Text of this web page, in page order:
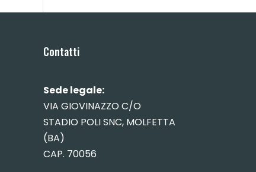
Contatti
Sede legale:
VIA GIOVINAZZO C/O
STADIO POLI SNC, MOLFETTA
(BA)
CAP. 70056